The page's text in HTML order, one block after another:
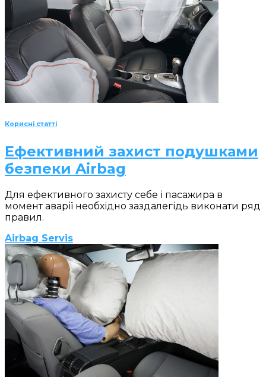
Корисні статті
Ефективний захист подушками
безпеки Airbag
Для ефективного захисту себе і пасажира в
момент аварії необхідно заздалегідь виконати ряд
правил.
Airbag Servis